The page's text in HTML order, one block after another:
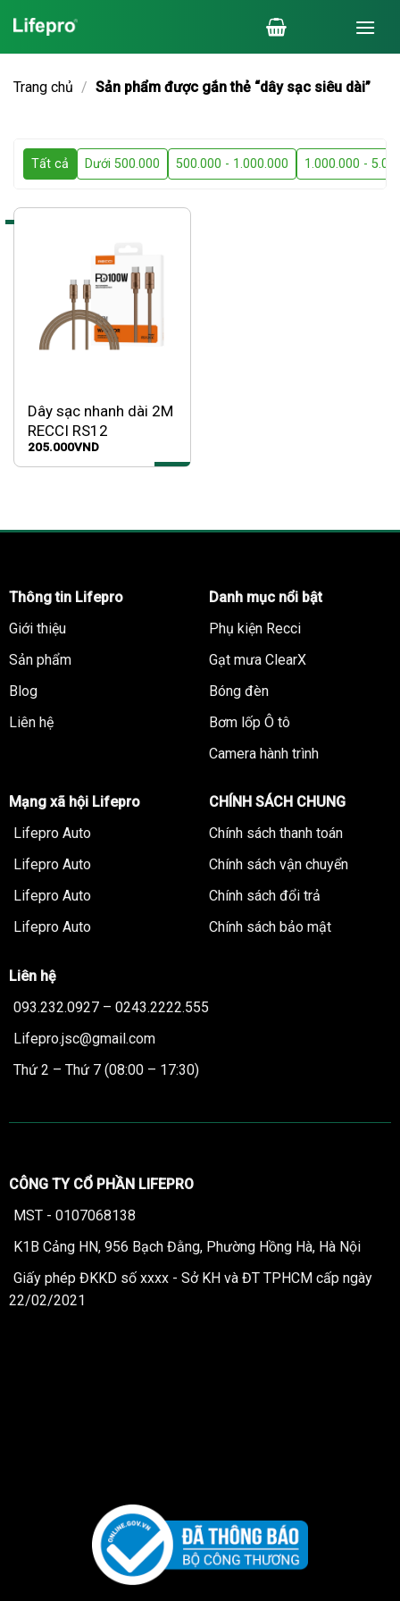
đến
nội
dung
Trang chủ / Sản phẩm được gắn thẻ “dây sạc siêu dài”
Tất cả Dưới 500.000 500.000 - 1.000.000 1.000.000 -
Dây sạc nhanh dài 2M
RECCI RS12
205.000VND
Thông tin Lifepro
Giới thiệu
Sản phẩm
Blog
Liên hệ
Danh mục nổi bật
Phụ kiện Recci
Gạt mưa ClearX
Bóng đèn
Bơm lốp Ô tô
Camera hành trình
Mạng xã hội Lifepro
Lifepro Auto
Lifepro Auto
Lifepro Auto
Lifepro Auto
CHÍNH SÁCH CHUNG
Chính sách thanh toán
Chính sách vận chuyển
Chính sách đổi trả
Chính sách bảo mật
Liên hệ
093.232.0927 – 0243.2222.555
Lifepro.jsc@gmail.com
Thứ 2 – Thứ 7 (08:00 – 17:30)
CÔNG TY CỔ PHẦN LIFEPRO
MST - 0107068138
K1B Cảng HN, 956 Bạch Đằng, Phường Hồng Hà, Hà Nội
Giấy phép ĐKKD số xxxx - Sở KH và ĐT TPHCM cấp ngày
22/02/2021